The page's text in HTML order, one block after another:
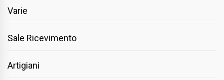
Varie
Sale Ricevimento
Artigiani